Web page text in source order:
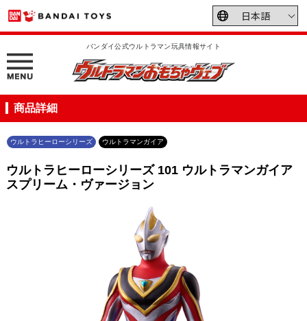
バンダイ公式ウルトラマン玩具情報サイト
商品詳細
ウルトラヒーローシリーズ ウルトラマンガイア
ウルトラヒーローシリーズ 101 ウルトラマンガイア
スプリーム・ヴァージョン